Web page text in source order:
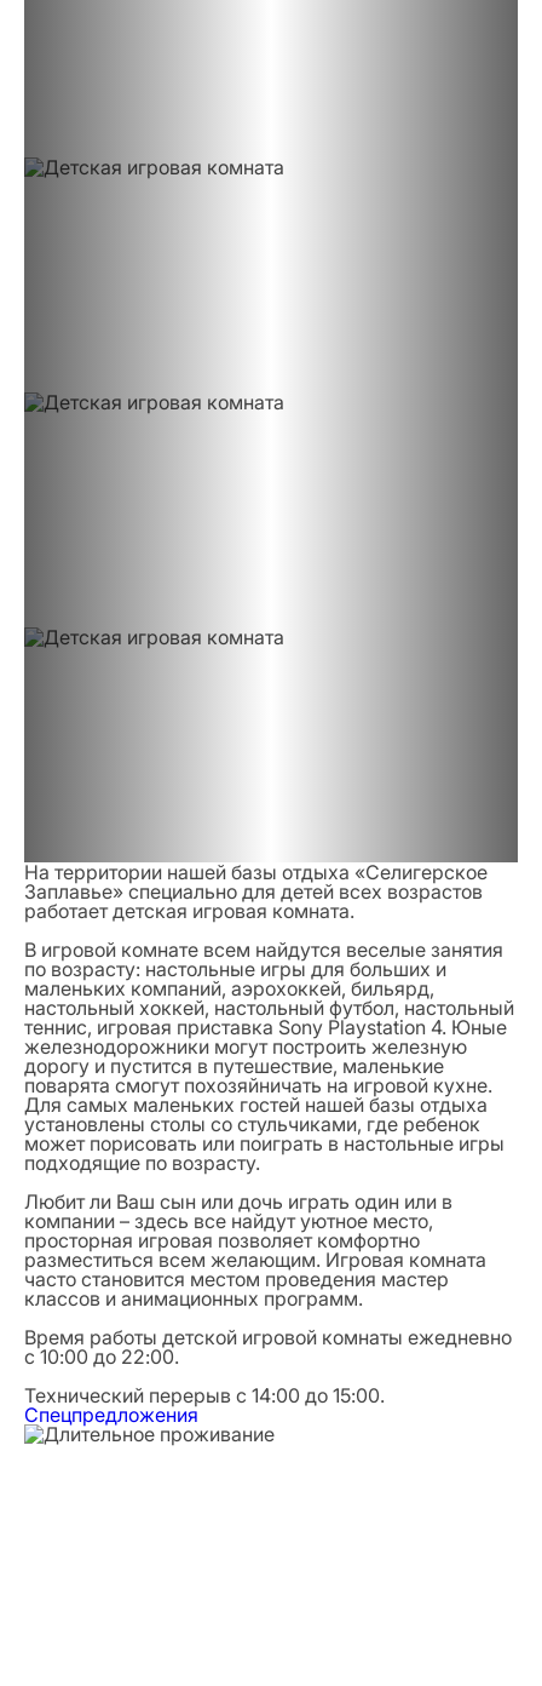
На территории нашей базы отдыха «Селигерское
Заплавье» специально для детей всех возрастов
работает детская игровая комната.
В игровой комнате всем найдутся веселые занятия
по возрасту: настольные игры для больших и
маленьких компаний, аэрохоккей, бильярд,
настольный хоккей, настольный футбол, настольный
теннис, игровая приставка Sony Playstation 4. Юные
железнодорожники могут построить железную
дорогу и пустится в путешествие, маленькие
поварята смогут похозяйничать на игровой кухне.
Для самых маленьких гостей нашей базы отдыха
установлены столы со стульчиками, где ребенок
может порисовать или поиграть в настольные игры
подходящие по возрасту.
Любит ли Ваш сын или дочь играть один или в
компании – здесь все найдут уютное место,
просторная игровая позволяет комфортно
разместиться всем желающим. Игровая комната
часто становится местом проведения мастер
классов и анимационных программ.
Время работы детской игровой комнаты ежедневно
с 10:00 до 22:00.
Технический перерыв с 14:00 до 15:00.
Спецпредложения